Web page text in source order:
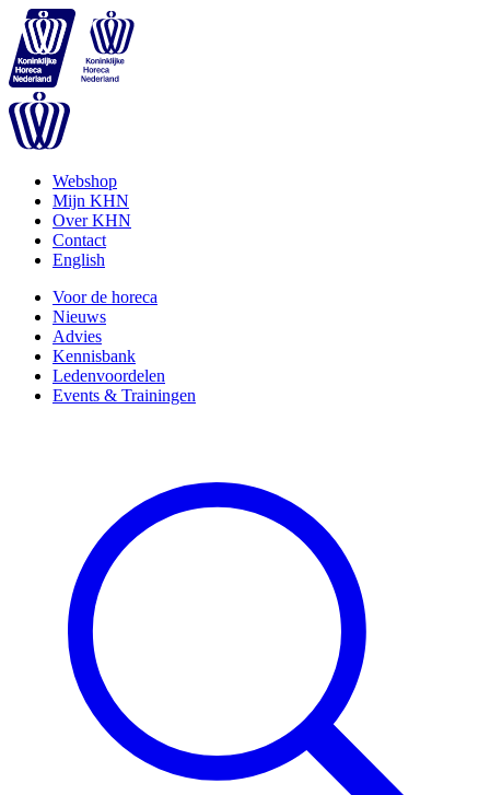
Webshop
Mijn KHN
Over KHN
Contact
English
Voor de horeca
Nieuws
Advies
Kennisbank
Ledenvoordelen
Events & Trainingen